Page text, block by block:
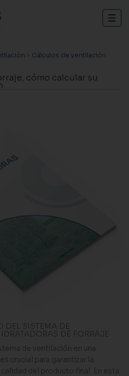
> Cálculos de ventilación
cómo calcular su
DEL SISTEMA DE
DE FORRAJE
de ventilación en una
crucial para garantizar la
del producto final. En esta